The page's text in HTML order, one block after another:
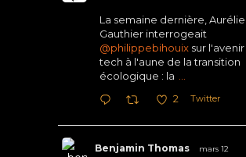
La semaine dernière, Aurélie
Gauthier interrogeait
@philippebihouix sur
tech à l'aune de la transition
écologique : la ...
2 Twitter
Benjamin Thomas mars 12